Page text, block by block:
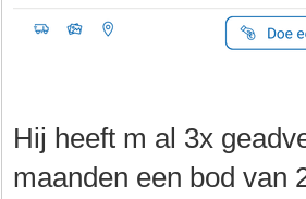
Hij heeft m al 3x
maanden een bod van